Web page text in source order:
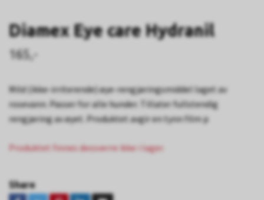
Diamex Eye care Hydranil
165,-
Mild (ikke-irriterende) øye-rengjøringsmiddel laget av
rosevann. Passer for alle hunder. Tillater fullstendig
rengjøring av øyet. Produktet avgir en tynn film p
Produktet finnes dessverre ikke i lager.
Share